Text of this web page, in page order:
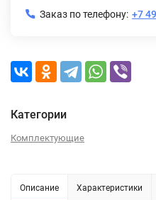
Заказ по телефону: +7
Категории
Комплектующие
Описание Характеристики